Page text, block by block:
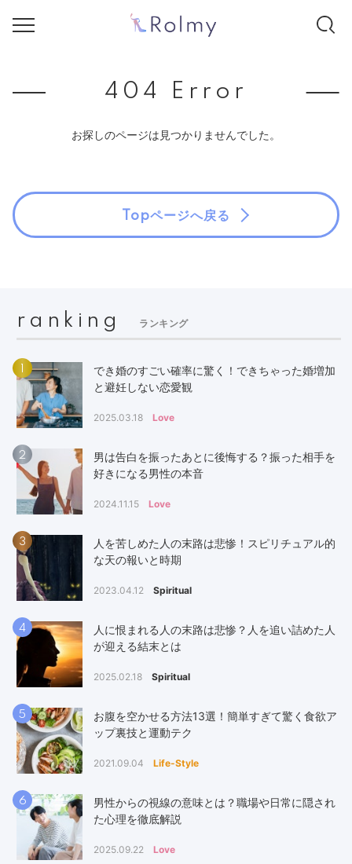
404 Error
お探しのページは見つかりませんでした。
Topページへ戻る
ranking ランキング
でき婚のすごい確率に驚く！できちゃった婚増加
と避妊しない恋愛観
2025.03.18 Love
2
男は告白を振ったあとに後悔する？振った相手を
好きになる男性の本音
2024.11.15 Love
3
人を苦しめた人の末路は悲惨！スピリチュアル的
な天の報いと時期
2023.04.12 Spiritual
4
人に恨まれる人の末路は悲惨？人を追い詰めた人
が迎える結末とは
2025.02.18 Spiritual
5
お腹を空かせる方法13選！簡単すぎて驚く食欲ア
ップ裏技と運動テク
2021.09.04 Life-Style
6
男性からの視線の意味とは？職場や日常に隠され
た心理を徹底解説
2025.09.22 Love